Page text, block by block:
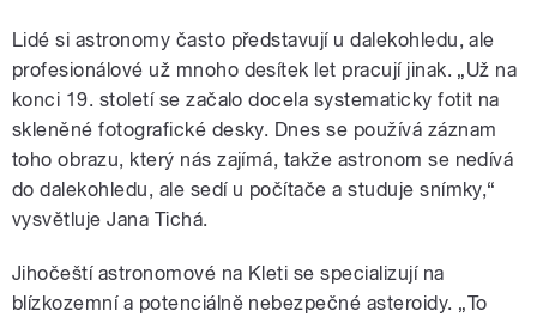
Lidé si astronomy často představují u dalekohledu, ale
profesionálové už mnoho desítek let pracují jinak. „Už na
konci 19. století se začalo docela systematicky fotit na
skleněné fotografické desky. Dnes se používá záznam
toho obrazu, který nás zajímá, takže astronom se nedívá
do dalekohledu, ale sedí u počítače a studuje snímky,“
vysvětluje Jana Tichá.
Jihočeští astronomové na Kleti se specializují na
blízkozemní a potenciálně nebezpečné asteroidy. „To